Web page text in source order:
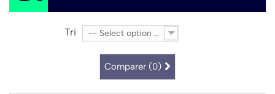
Tri -- Select option --
Comparer (0)